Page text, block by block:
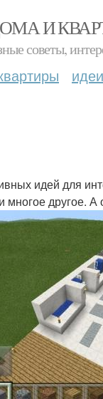
И
советы,
идей для
другое. А